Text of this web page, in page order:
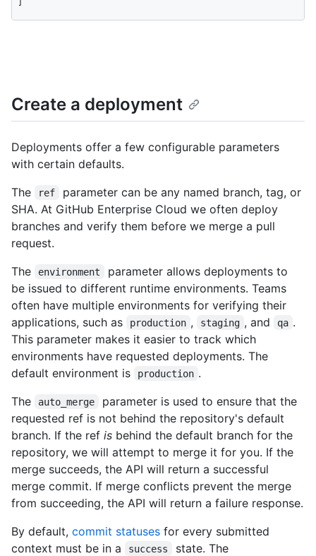
Create a deployment
Deployments offer a few configurable parameters
with certain defaults.
The
ref
parameter can be any named branch, tag, or
SHA. At GitHub Enterprise Cloud we often deploy
branches and verify them before we merge a pull
request.
The
environment
parameter allows deployments to
be issued to different runtime environments. Teams
often have multiple environments for verifying their
applications, such as
production , staging , and qa .
This parameter makes it easier to track which
environments have requested deployments. The
default environment is
production .
The
auto_merge
parameter is used to ensure that the
requested ref is not behind the repository's default
branch. If the ref is behind the default branch for the
repository, we will attempt to merge it for you. If the
merge succeeds, the API will return a successful
merge commit. If merge conflicts prevent the merge
from succeeding, the API will return a failure response.
By default, commit statuses for every submitted
context must be in a
success state. The